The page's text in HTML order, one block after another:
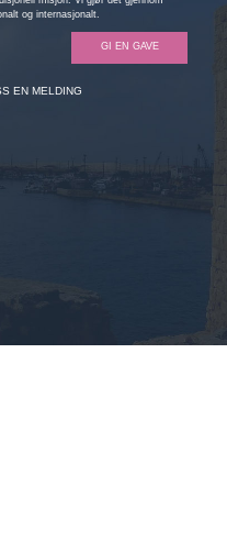
og internasjonalt.
GI EN GAVE
EN MELDING